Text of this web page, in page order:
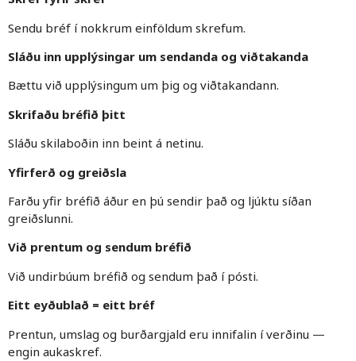
Sendu bréf í nokkrum einföldum skrefum.
Sláðu inn upplýsingar um sendanda og viðtakanda
Bættu við upplýsingum um þig og viðtakandann.
Skrifaðu bréfið þitt
Sláðu skilaboðin inn beint á netinu.
Yfirferð og greiðsla
Farðu yfir bréfið áður en þú sendir það og ljúktu síðan
greiðslunni.
Við prentum og sendum bréfið
Við undirbúum bréfið og sendum það í pósti.
Eitt eyðublað = eitt bréf
Prentun, umslag og burðargjald eru innifalin í verðinu —
engin aukaskref.